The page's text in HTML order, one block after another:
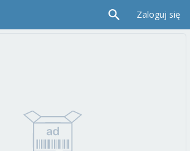
Zaloguj się